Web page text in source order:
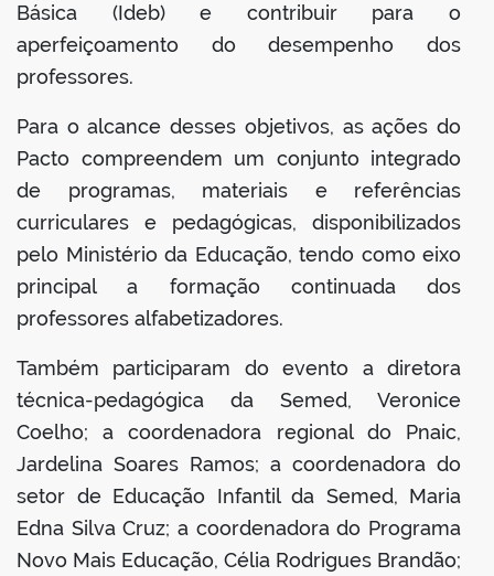
Básica (Ideb) e contribuir para o
aperfeiçoamento do desempenho dos
professores.
Para o alcance desses objetivos, as ações do
Pacto compreendem um conjunto integrado
de programas, materiais e referências
curriculares e pedagógicas, disponibilizados
pelo Ministério da Educação, tendo como eixo
principal a formação continuada dos
professores alfabetizadores.
Também participaram do evento a diretora
técnica-pedagógica da Semed, Veronice
Coelho; a coordenadora regional do Pnaic,
Jardelina Soares Ramos; a coordenadora do
setor de Educação Infantil da Semed, Maria
Edna Silva Cruz; a coordenadora do Programa
Novo Mais Educação, Célia Rodrigues Brandão;